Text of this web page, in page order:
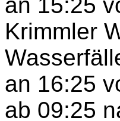
Krimmler
an 16:25
ab 09:25